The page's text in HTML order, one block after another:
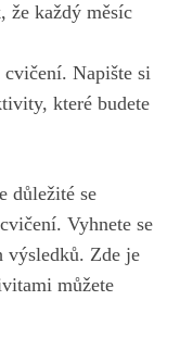
že každý měsíc
Napište si
které budete⁣
důležité se
Vyhnete se
výsledků. ​Zde je
můžete